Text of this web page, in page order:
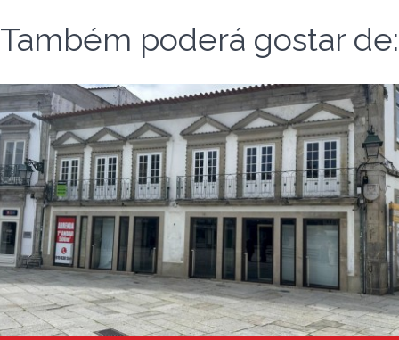
Também poderá gostar de: